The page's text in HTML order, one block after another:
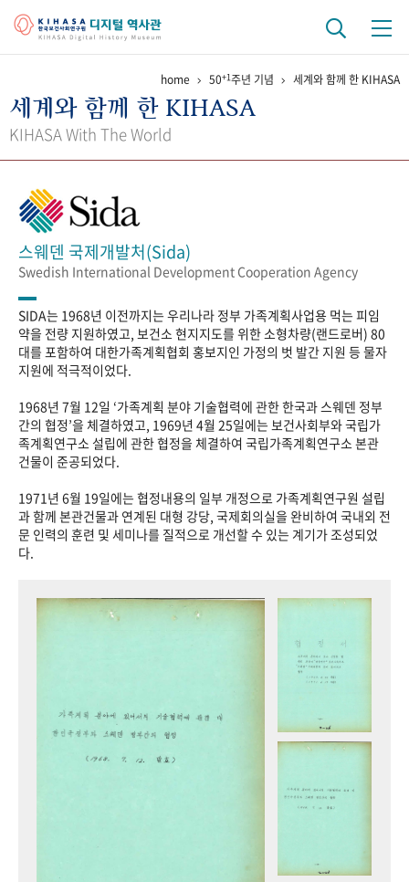
걸어온 길 기관 변천사 역대 기관장
정책과 연구 키워드로 보는 연구 역사
간행물 변천사
기록물 아카이브
사진 아카이브 문서 기록물 행정박물 영상 기록물
성과 50선 숫자로 보는 50년 50+1주년 광장
세계와 함께 한 KIHASA
VR 역사관
home 50+1주년 기념 세계와 함께 한 KIHASA
세계와 함께 한 KIHASA
KIHASA With The World
스웨덴 국제개발처(Sida)
Swedish International Development Cooperation Agency
SIDA는 1968년 이전까지는 우리나라 정부 가족계획사업용 먹는 피임
약을 전량 지원하였고, 보건소 현지지도를 위한 소형차량(랜드로버) 80
대를 포함하여 대한가족계획협회 홍보지인 가정의 벗 발간 지원 등 물자
지원에 적극적이었다.
1968년 7월 12일 ‘가족계획 분야 기술협력에 관한 한국과 스웨덴 정부
간의 협정’을 체결하였고, 1969년 4월 25일에는 보건사회부와 국립가
족계획연구소 설립에 관한 협정을 체결하여 국립가족계획연구소 본관
건물이 준공되었다.
1971년 6월 19일에는 협정내용의 일부 개정으로 가족계획연구원 설립
과 함께 본관건물과 연계된 대형 강당, 국제회의실을 완비하여 국내외 전
문 인력의 훈련 및 세미나를 질적으로 개선할 수 있는 계기가 조성되었
다.